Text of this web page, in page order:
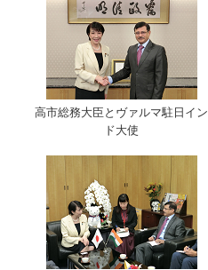
高市総務大臣とヴァルマ駐日イン
ド大使